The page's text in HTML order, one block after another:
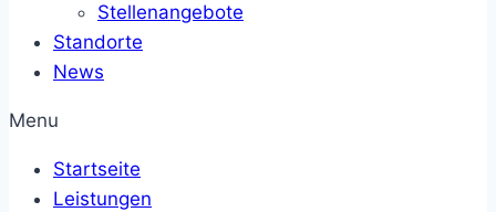
Stellenangebote
Standorte
News
Menu
Startseite
Leistungen